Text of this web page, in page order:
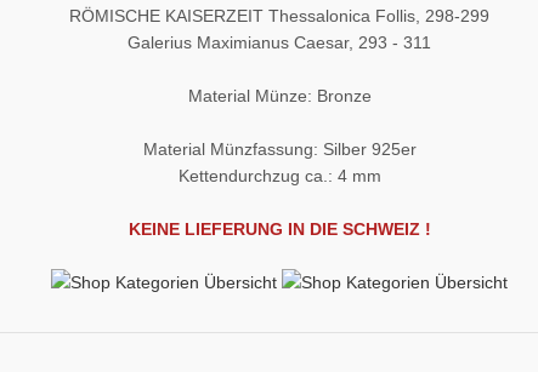
RÖMISCHE KAISERZEIT Thessalonica Follis, 298-299
Galerius Maximianus Caesar, 293 - 311
Material Münze: Bronze
Material Münzfassung: Silber 925er
Kettendurchzug ca.: 4 mm
KEINE LIEFERUNG IN DIE SCHWEIZ !